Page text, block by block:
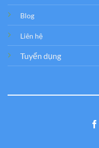
Blog
Liên hệ
Tuyển dụng